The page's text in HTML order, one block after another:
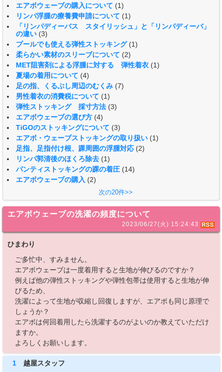
エアボウェーブの購入について (1)
リンパ浮腫の療養費申請について (1)
「リンパディーバス スタイリッシュ」と「リンパディーバ」
の違い (3)
プールでも使える弾性ストッキング (1)
柔らかい素材のスリーブについて (2)
MET阻害剤による浮腫に対する 弾性着衣 (1)
夏場の着用について (4)
足の指、くるぶし周辺のむくみ (7)
男性着衣の消費税について (1)
弾性ストッキング 採寸方法 (3)
エアボウェーブの選び方 (4)
TiGOのストッキングについて (3)
エアボ・ウェーブストッキングの取り扱い (1)
足指、足指付け根、踝周囲の浮腫対応 (2)
リンパ郭清後のほくろ除去 (1)
パンティストッキングの踝の着圧 (14)
エアボウェーブの購入 (2)
次の20件>>
エアボウェーブの洗濯の頻度について
2023/06/27(火) 15:24:43
ひまわり
ご多忙中、すみません。
エアボウェーブは一度着用すると生地が伸びるのですか？
例えば他の弾性ストッキングや弾性包帯は使用すると生地が伸
びるため、
洗濯によって生地が収縮し回復しますが、エアボも同じ原理で
しょうか？
エアボは何回着用したら洗濯するのがよいのか教えていただけ
ますか。
よろしくお願いします。
1 越屋スタッフ